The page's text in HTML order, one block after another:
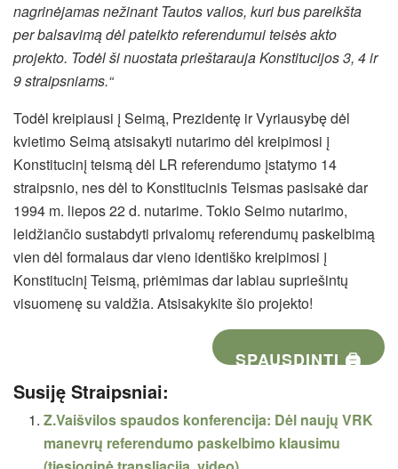
nagrinėjamas nežinant Tautos valios, kuri bus pareikšta
per balsavimą dėl pateikto referendumui teisės akto
projekto. Todėl ši nuostata prieštarauja Konstitucijos 3, 4 ir
9 straipsniams.“
Todėl kreipiausi į Seimą, Prezidentę ir Vyriausybę dėl
kvietimo Seimą atsisakyti nutarimo dėl kreipimosi į
Konstitucinį teismą dėl LR referendumo įstatymo 14
straipsnio, nes dėl to Konstitucinis Teismas pasisakė dar
1994 m. liepos 22 d. nutarime. Tokio Seimo nutarimo,
leidžiančio sustabdyti privalomų referendumų paskelbimą
vien dėl formalaus dar vieno identiško kreipimosi į
Konstitucinį Teismą, priėmimas dar labiau supriešintų
visuomenę su valdžia. Atsisakykite šio projekto!
SPAUSDINTI 🖨
Susiję Straipsniai:
Z.Vaišvilos spaudos konferencija: Dėl naujų VRK
manevrų referendumo paskelbimo klausimu